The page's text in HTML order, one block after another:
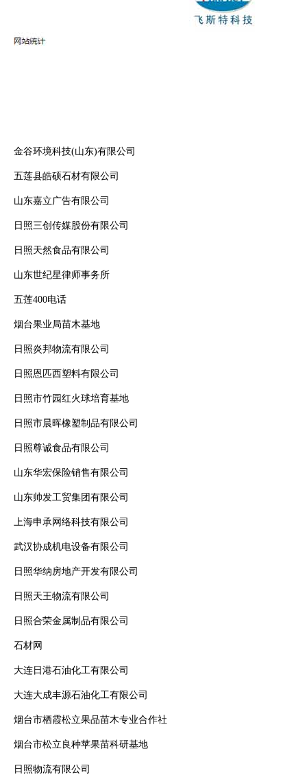
金谷环境科技(山东)有限公司
五莲县皓硕石材有限公司
山东嘉立广告有限公司
日照三创传媒股份有限公司
日照天然食品有限公司
山东世纪星律师事务所
五莲400电话
烟台果业局苗木基地
日照炎邦物流有限公司
日照恩匹西塑料有限公司
日照市竹园红火球培育基地
日照市晨晖橡塑制品有限公司
日照尊诚食品有限公司
山东华宏保险销售有限公司
山东帅发工贸集团有限公司
上海申承网络科技有限公司
武汉协成机电设备有限公司
日照华纳房地产开发有限公司
日照天王物流有限公司
日照合荣金属制品有限公司
石材网
大连日港石油化工有限公司
大连大成丰源石油化工有限公司
烟台市栖霞松立果品苗木专业合作社
烟台市松立良种苹果苗科研基地
日照物流有限公司